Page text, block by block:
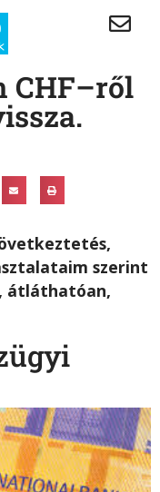
CHF–ről
szerint
átláthatóan,